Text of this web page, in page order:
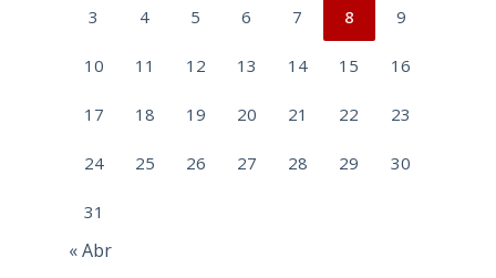
3 4 5 6 7 8 9
10 11 12 13 14 15 16
17 18 19 20 21 22 23
24 25 26 27 28 29 30
31
« Abr